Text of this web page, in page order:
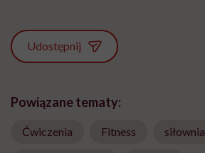
Udostępnij
Powiązane tematy:
Ćwiczenia Fitness siłownia